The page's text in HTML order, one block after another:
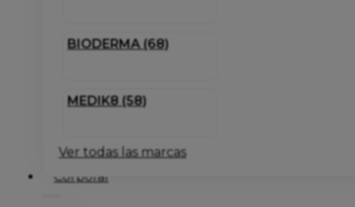
BIODERMA (68)
MEDIK8 (58)
Ver todas las marcas
Corporal